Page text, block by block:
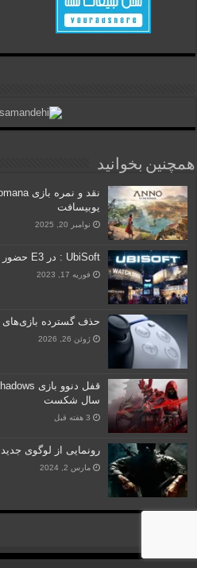
همچنین بخوانید
یوبیسافت
نوامبر 20, 2025
UbiSoft : در E3 حضور خواهیم داشت
فوریه 17, 2023
حذف گسترده بازی‌های Afil Games از پلی‌استیشن استور
ژوئن 26, 2026
سال شکست
3 هفته قبل
رونمایی از لوگوی جدید Call of Duty: Black Ops
مارس 2, 2024